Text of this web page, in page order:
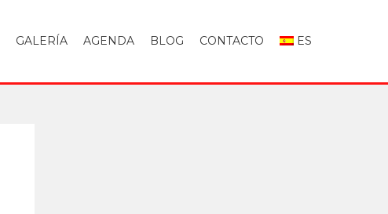
GALERÍA AGENDA BLOG CONTACTO ES